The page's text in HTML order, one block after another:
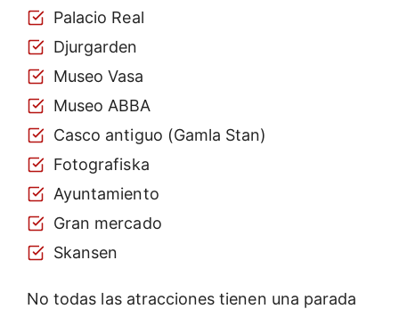
Palacio Real
Djurgarden
Museo Vasa
Museo ABBA
Casco antiguo (Gamla Stan)
Fotografiska
Ayuntamiento
Gran mercado
Skansen
No todas las atracciones tienen una parada